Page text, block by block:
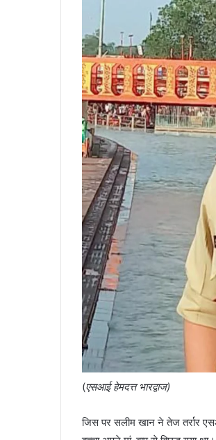
(एसआई हेमदत्त भारद्वाज)
जिस पर सलीम खान ने तेज तर्रार